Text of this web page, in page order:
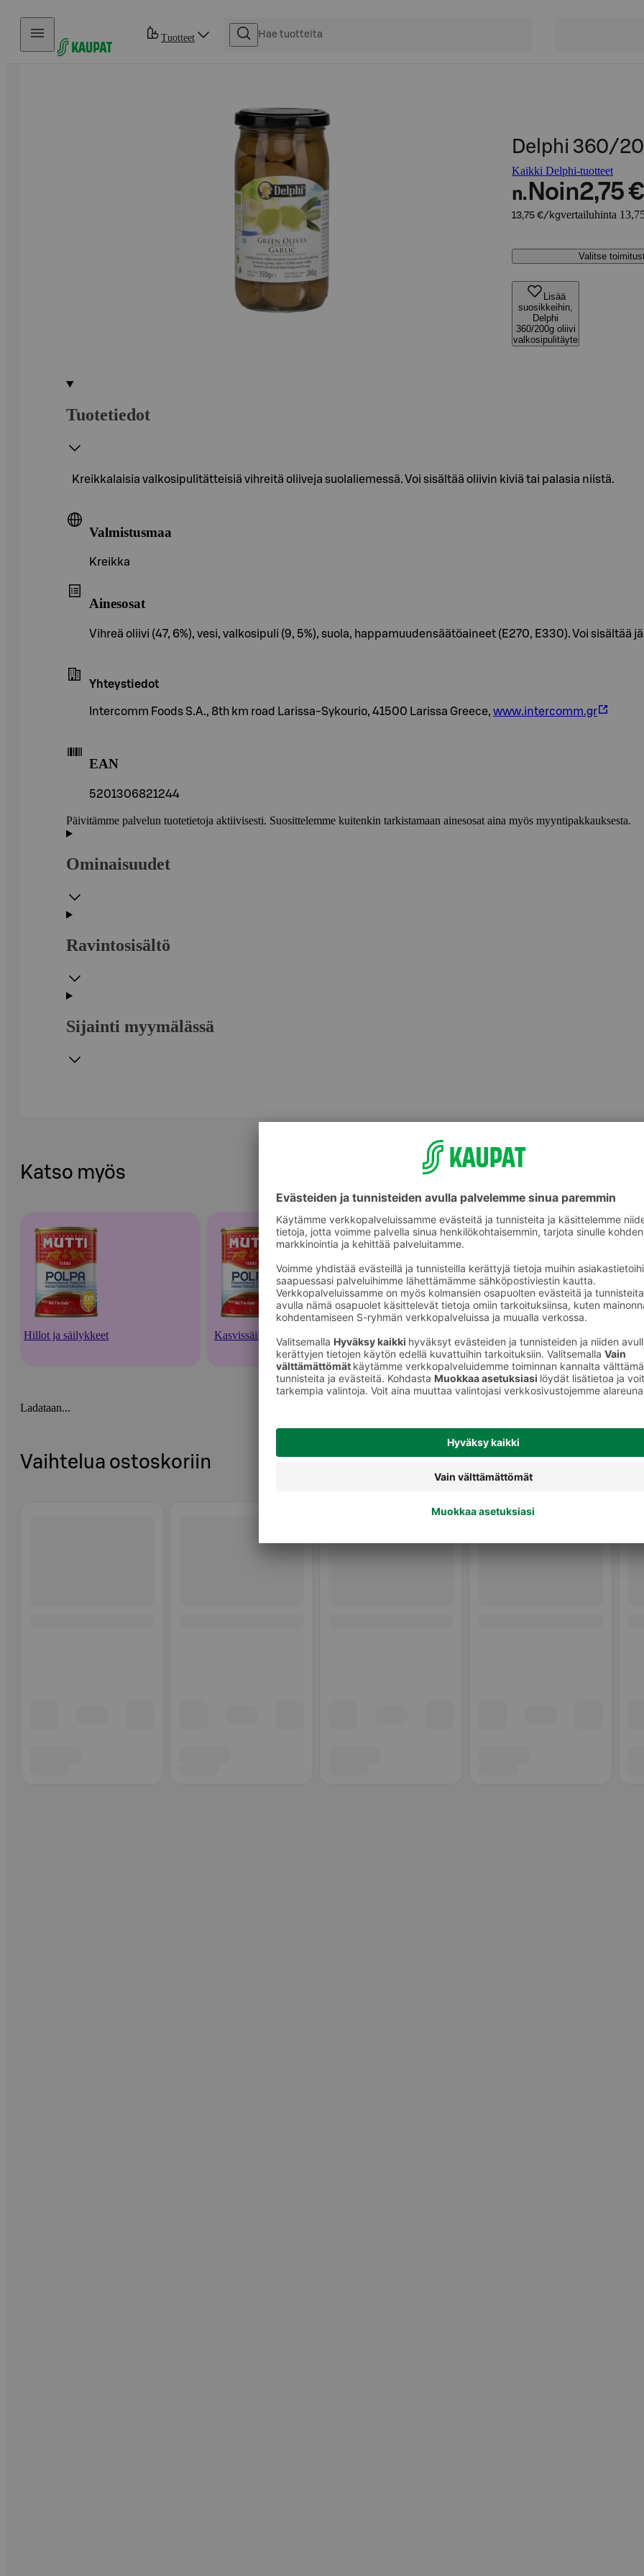
Hyppää sisältöön
Tuotteet
Delphi 360/
Kaikki Delphi-tuotteet
n. Noin2,75 €
13,75 €/kgvertailuhinta
Valitse
Lisää
suosikkeihin,
Delphi
360/200g oliivi
valkosipulitäyte
Tuotetiedot
Kreikkalaisia valkosipulitätteisiä vihreitä oliiveja suolaliemessä. Voi sisältää oliivin kiviä tai palasia niistä.
Valmistusmaa
Kreikka
Ainesosat
Vihreä oliivi (47, 6%), vesi, valkosipuli (9, 5%), suola, happamuudensäätöaineet (E270, E330). Voi sisältää
Yhteystiedot
Intercomm Foods S.A., 8th km road Larissa-Sykourio, 41500 Larissa Greece, www.intercomm.gr
EAN
5201306821244
Päivitämme palvelun tuotetietoja aktiivisesti. Suosittelemme kuitenkin tarkistamaan ainesosat aina myös myyntipakkauksesta.
Ominaisuudet
Ravintosisältö
Sijainti myymälässä
Katso myös
Hillot ja säilykkeet Kasvissäilykkeet Oliivit
Ladataan...
Vaihtelua ostoskoriin